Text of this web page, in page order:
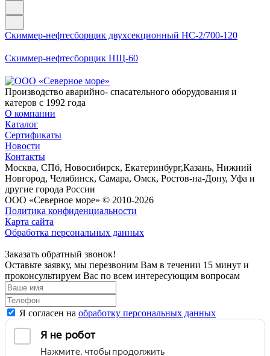
Скиммер-нефтесборщик двухсекционный НС-2/700-120
Скиммер-нефтесборщик НЩ-60
Производство аварийно- спасательного оборудования и
катеров с 1992 года
О компании
Каталог
Сертификаты
Новости
Контакты
Москва, СПб, Новосибирск, Екатеринбург,Казань, Нижний
Новгород, Челябинск, Самара, Омск, Ростов-на-Дону, Уфа и
другие города России
ООО «Северное море» © 2010-2026
Политика конфиденциальности
Карта сайта
Обработка персональных данных
Заказать обратный звонок!
Оставьте заявку, мы перезвоним Вам в течении 15 минут и
проконсультируем Вас по всем интересующим вопросам
Я согласен на обработку персональных данных